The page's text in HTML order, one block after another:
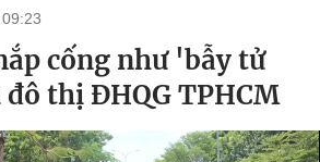
cống như 'bẫy tử
thị ĐHQG TPHCM